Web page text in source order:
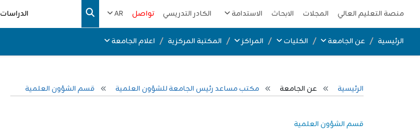
منصة التعليم العالي المجلات الابحاث الاستدامة الكادر التدريسي تواصل AR
الرئيسية
عن الجامعة الكليات المراكز المكتبة المركزية اعلام الجامعة
الرئيسية عن الجامعة مكتب مساعد رئيس الجامعة للشؤون العلمية قسم الشؤون العلمية
قسم الشؤون العلمية